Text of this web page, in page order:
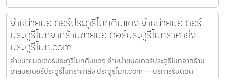
จำหน่ายมอเตอร์ประตูรีโมทดินแดง จำหน่ายมอเตอร์
ประตูรีโมทจากร้านขายมอเตอร์ประตูรีโมทราคาส่ง
ประตูรีโมท.com
จำหน่ายมอเตอร์ประตูรีโมทดินแดง จำหน่ายมอเตอร์ประตูรีโมทจากร้าน
ขายมอเตอร์ประตูรีโมทราคาส่ง ประตูรีโมท.com — บริการรับติดต